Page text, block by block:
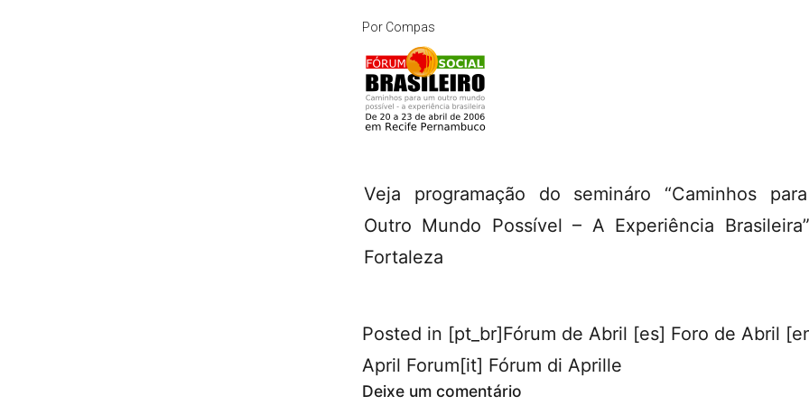
Por Compas
Veja programação do semináro “Caminhos
Outro Mundo Possível – A Experiência
Fortaleza
Posted in [pt_br]Fórum de Abril [es] Foro de Abril
April Forum[it] Fórum di Aprille
Deixe um comentário